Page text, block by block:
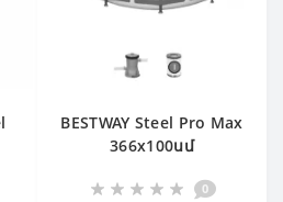
BESTWAY Steel Pro Max
366х100սմ
0